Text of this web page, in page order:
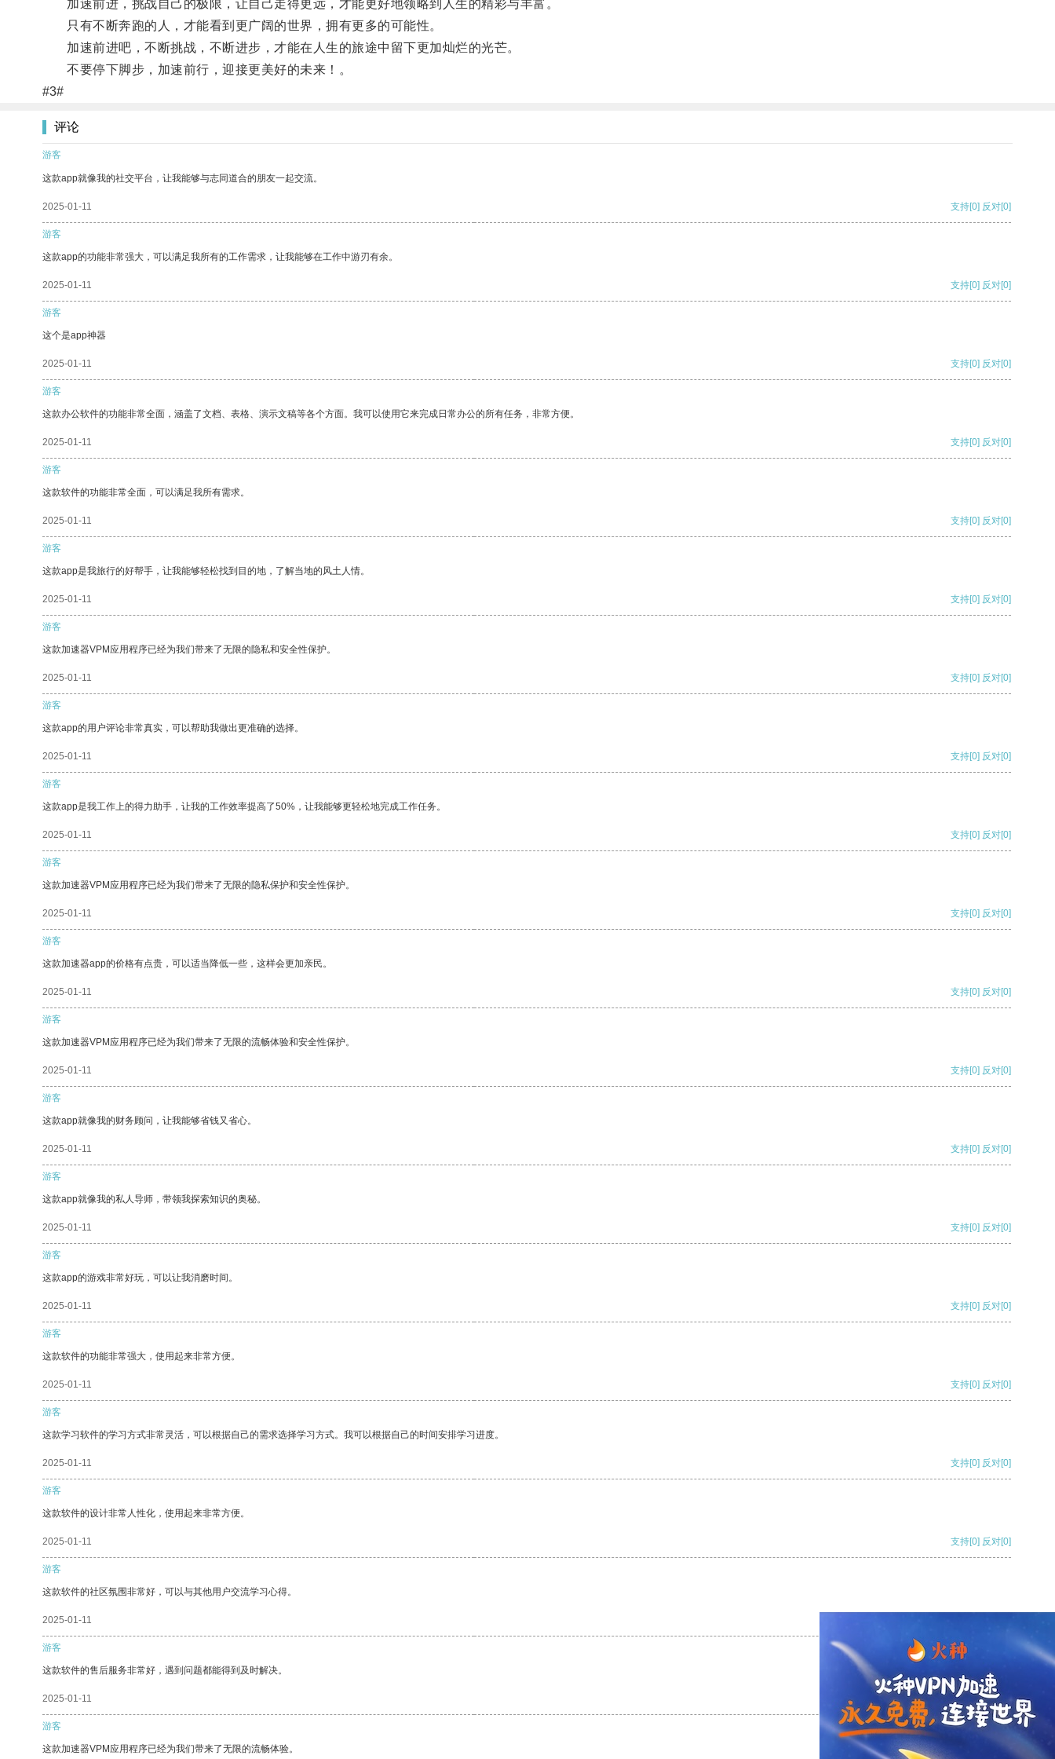
加速前进，挑战自己的极限，让自己走得更远，才能更好地领略到人生的精彩与丰富。
只有不断奔跑的人，才能看到更广阔的世界，拥有更多的可能性。
加速前进吧，不断挑战，不断进步，才能在人生的旅途中留下更加灿烂的光芒。
不要停下脚步，加速前行，迎接更美好的未来！。
#3#
评论
游客
这款app就像我的社交平台，让我能够与志同道合的朋友一起交流。
2025-01-11 支持[0] 反对[0]
游客
这款app的功能非常强大，可以满足我所有的工作需求，让我能够在工作中游刃有余。
2025-01-11 支持[0] 反对[0]
游客
这个是app神器
2025-01-11 支持[0] 反对[0]
游客
这款办公软件的功能非常全面，涵盖了文档、表格、演示文稿等各个方面。我可以使用它来完成日常办公的所有任务，非常方便。
2025-01-11 支持[0] 反对[0]
游客
这款软件的功能非常全面，可以满足我所有需求。
2025-01-11 支持[0] 反对[0]
游客
这款app是我旅行的好帮手，让我能够轻松找到目的地，了解当地的风土人情。
2025-01-11 支持[0] 反对[0]
游客
这款加速器VPM应用程序已经为我们带来了无限的隐私和安全性保护。
2025-01-11 支持[0] 反对[0]
游客
这款app的用户评论非常真实，可以帮助我做出更准确的选择。
2025-01-11 支持[0] 反对[0]
游客
这款app是我工作上的得力助手，让我的工作效率提高了50%，让我能够更轻松地完成工作任务。
2025-01-11 支持[0] 反对[0]
游客
这款加速器VPM应用程序已经为我们带来了无限的隐私保护和安全性保护。
2025-01-11 支持[0] 反对[0]
游客
这款加速器app的价格有点贵，可以适当降低一些，这样会更加亲民。
2025-01-11 支持[0] 反对[0]
游客
这款加速器VPM应用程序已经为我们带来了无限的流畅体验和安全性保护。
2025-01-11 支持[0] 反对[0]
游客
这款app就像我的财务顾问，让我能够省钱又省心。
2025-01-11 支持[0] 反对[0]
游客
这款app就像我的私人导师，带领我探索知识的奥秘。
2025-01-11 支持[0] 反对[0]
游客
这款app的游戏非常好玩，可以让我消磨时间。
2025-01-11 支持[0] 反对[0]
游客
这款软件的功能非常强大，使用起来非常方便。
2025-01-11 支持[0] 反对[0]
游客
这款学习软件的学习方式非常灵活，可以根据自己的需求选择学习方式。我可以根据自己的时间安排学习进度。
2025-01-11 支持[0] 反对[0]
游客
这款软件的设计非常人性化，使用起来非常方便。
2025-01-11 支持[0] 反对[0]
游客
这款软件的社区氛围非常好，可以与其他用户交流学习心得。
2025-01-11
游客
这款软件的售后服务非常好，遇到问题都能得到及时解决。
2025-01-11 支持 [0] 反对 [0]
游客
这款加速器VPM应用程序已经为我们带来了无限的流畅体验。